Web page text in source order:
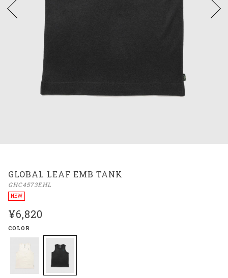
GLOBAL LEAF EMB TANK
GHC4573EHL
NEW
¥6,820
COLOR